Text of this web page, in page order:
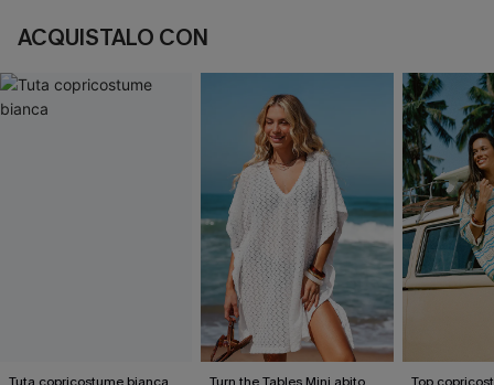
ACQUISTALO CON
Tuta copricostume bianca Turn the Tables Mini abito Top